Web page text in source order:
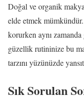
Doğal ve organik
elde etmek
korurken aynı
güzellik rutininize bu
tarzını yüzünüzde
Sık Sorulan